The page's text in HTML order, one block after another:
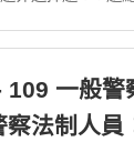
一般警
察法制人員